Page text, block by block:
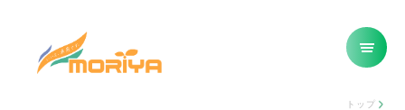
トップ